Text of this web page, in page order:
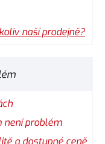
naší prodejně?
není problém